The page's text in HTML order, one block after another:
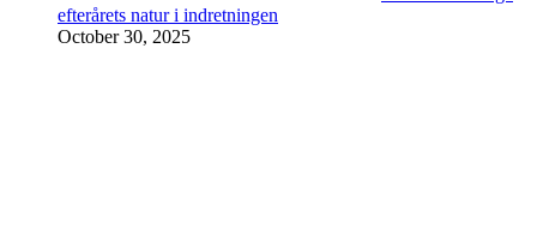
efterårets natur i indretningen
October 30, 2025